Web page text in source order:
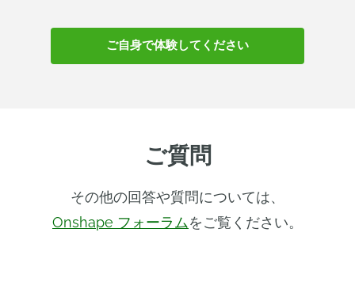
ご自身で体験してください
ご質問
その他の回答や質問については、
Onshape フォーラムをご覧ください。